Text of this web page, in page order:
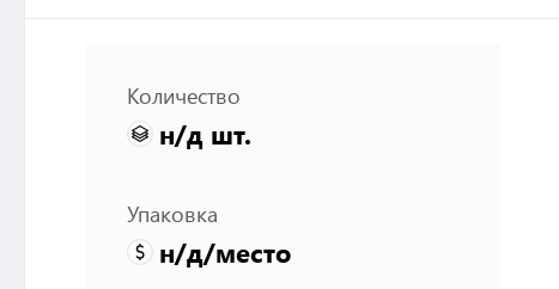
Количество
н/дшт.
Упаковка
н/д/место